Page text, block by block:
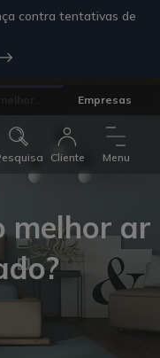
contra tentativas de
Empresas
Cliente Menu
melhor ar